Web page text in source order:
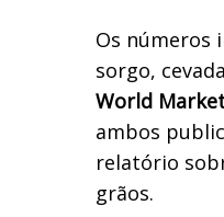
Os números
sorgo,
World
ambos
relatório
grãos.